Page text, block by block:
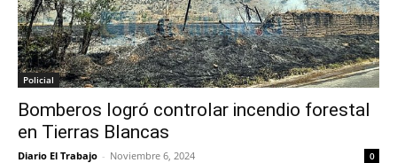
Policial
Bomberos logró controlar incendio forestal
en Tierras Blancas
Diario El Trabajo - Noviembre 6, 2024 0